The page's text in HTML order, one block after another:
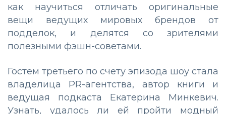
как научиться отличать оригинальные
вещи ведущих мировых брендов от
подделок, и делятся со зрителями
полезными фэшн-советами.
Гостем третьего по счету эпизода шоу стала
владелица PR-агентства, автор книги и
ведущая подкаста Екатерина Минкевич.
Узнать, удалось ли ей пройти модный